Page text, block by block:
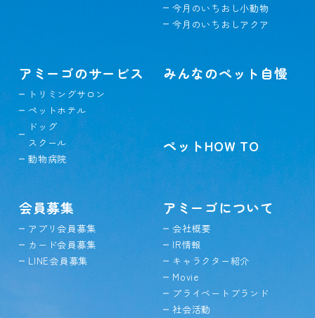
今月のいちおし小動物
今月のいちおしアクア
アミーゴのサービス
トリミングサロン
ペットホテル
ドッグ
スクール
動物病院
みんなのペット自慢
ペットHOW TO
会員募集
アプリ会員募集
カード会員募集
LINE会員募集
アミーゴについて
会社概要
IR情報
キャラクター紹介
Movie
プライベートブランド
社会活動